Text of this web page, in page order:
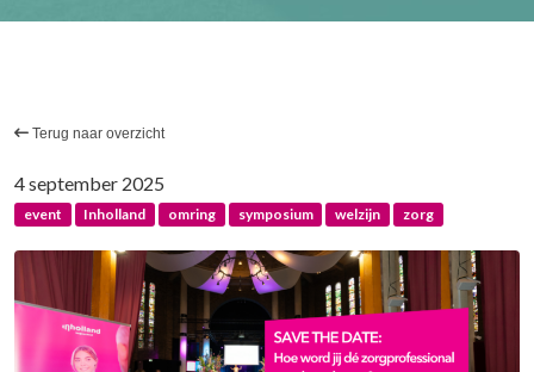
Terug naar overzicht
4 september 2025
event Inholland omring symposium welzijn zorg